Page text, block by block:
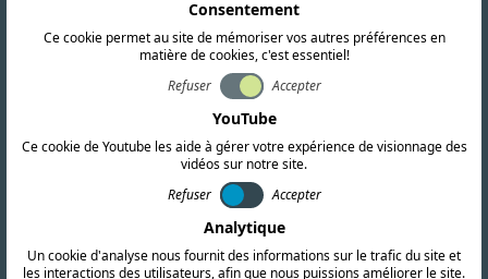
Plongée en profondeur
Consentement
Ce cookie permet au site de mémoriser vos autres préférences en
matière de cookies, c'est essentiel!
Refuser
Accepter
YouTube
Ce cookie de Youtube les aide à gérer votre expérience de visionnage des
vidéos sur notre site.
Refuser
Accepter
Analytique
Un cookie d'analyse nous fournit des informations sur le trafic du site et
les interactions des utilisateurs, afin que nous puissions améliorer le site.